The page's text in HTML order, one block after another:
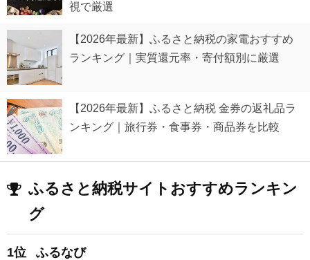
視で厳選
【2026年最新】ふるさと納税の家電おすすめ
ランキング｜実質還元率・寄付額別に厳選
【2026年最新】ふるさと納税 金券の返礼品ラ
ンキング｜旅行券・食事券・商品券を比較
ふるさと納税サイトおすすめランキン
グ
1位 ふるなび